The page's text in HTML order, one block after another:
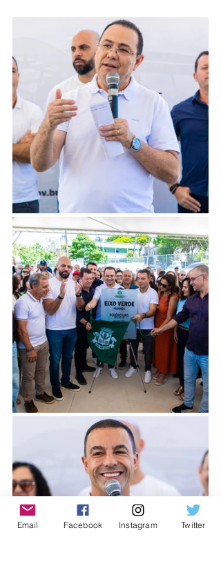
Email Facebook Instagram Twitter